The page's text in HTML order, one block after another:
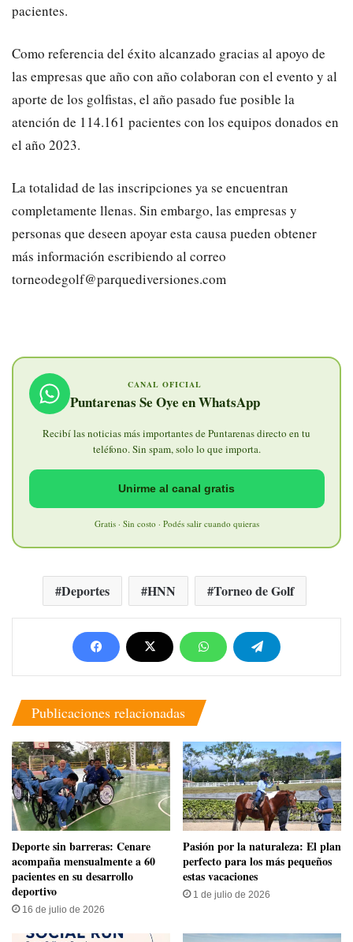
pacientes.
Como referencia del éxito alcanzado gracias al apoyo de
las empresas que año con año colaboran con el evento y al
aporte de los golfistas, el año pasado fue posible la
atención de 114.161 pacientes con los equipos donados en
el año 2023.
La totalidad de las inscripciones ya se encuentran
completamente llenas. Sin embargo, las empresas y
personas que deseen apoyar esta causa pueden obtener
más información escribiendo al correo
torneodegolf@parquediversiones.com
CANAL OFICIAL
Puntarenas Se Oye en WhatsApp
Recibí las noticias más importantes de Puntarenas directo en tu
teléfono. Sin spam, solo lo que importa.
Unirme al canal gratis
Gratis · Sin costo · Podés salir cuando quieras
Deportes HNN Torneo de Golf
Publicaciones relacionadas
​Deporte sin barreras: Cenare
acompaña mensualmente a 60
pacientes en su desarrollo
deportivo
16 de julio de 2026
Pasión por la naturaleza: El plan
perfecto para los más pequeños
estas vacaciones
1 de julio de 2026